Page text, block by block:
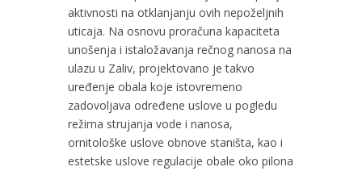
aktivnosti na otklanjanju ovih nepoželjnih
uticaja. Na osnovu proračuna kapaciteta
unošenja i istaložavanja rečnog nanosa na
ulazu u Zaliv, projektovano je takvo
uređenje obala koje istovremeno
zadovoljava određene uslove u pogledu
režima strujanja vode i nanosa,
ornitološke uslove obnove staništa, kao i
estetske uslove regulacije obale oko pilona